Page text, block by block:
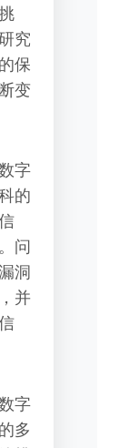
究
保
变
字
的
问
洞
并
字
多